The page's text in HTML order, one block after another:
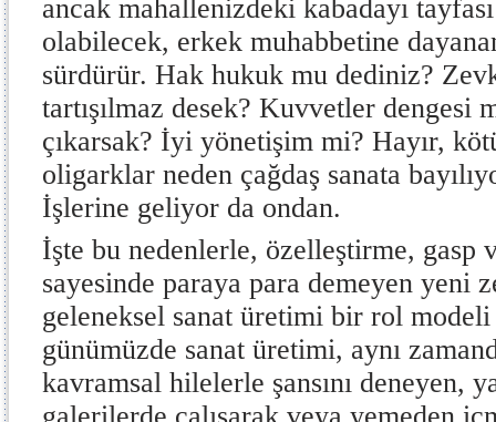
ancak mahallenizdeki kabadayı
olabilecek, erkek muhabbetine
sürdürür. Hak hukuk mu dediniz?
tartışılmaz desek? Kuvvetler dengesi
çıkarsak? İyi yönetişim mi? Hayır,
oligarklar neden çağdaş sanata
İşlerine geliyor da ondan.
İşte bu nedenlerle, özelleştirme, gasp
sayesinde paraya para demeyen yeni
geleneksel sanat üretimi bir rol
günümüzde sanat üretimi, aynı
kavramsal hilelerle şansını deneyen,